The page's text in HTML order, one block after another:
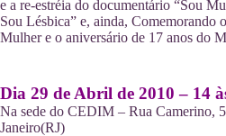
e a re-estréia do documentário “Sou
Sou Lésbica” e, ainda, Comemorando
Mulher e o aniversário de 17 anos do
Dia 29 de Abril de 2010 – 14
Na sede do CEDIM – Rua Camerino,
Janeiro(RJ)